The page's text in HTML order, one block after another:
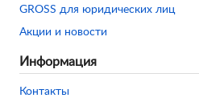
GROSS для юридических лиц
Акции и новости
Информация
Контакты